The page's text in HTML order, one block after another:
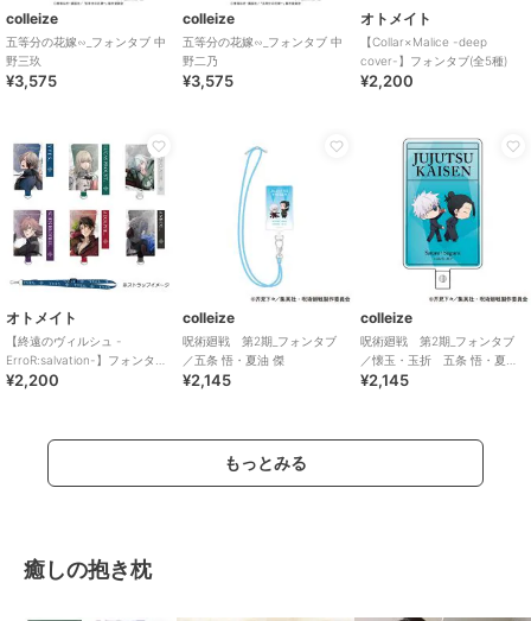
colleize
五等分の花嫁∽_フォンタブ 中
野三玖
¥3,575
colleize
五等分の花嫁∽_フォンタブ 中
野二乃
¥3,575
オトメイト
【Collar×Malice -deep
cover-】フォンタブ(全5種)
¥2,200
オトメイト
【終遠のヴィルシュ -
ErroR:salvation-】フォンタブ
(全6種)
¥2,200
colleize
呪術廻戦 第2期_フォンタブ
／五条 悟・夏油 傑
¥2,145
colleize
呪術廻戦 第2期_フォンタブ
／懐玉・玉折 五条 悟・夏油
傑 B
¥2,145
もっとみる
癒しの抱き枕